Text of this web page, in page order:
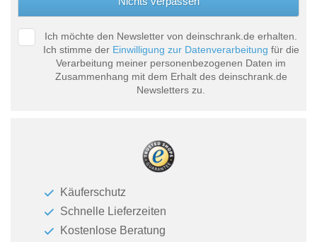
Ich möchte den Newsletter von deinschrank.de erhalten.
Ich stimme der Einwilligung zur Datenverarbeitung für die
Verarbeitung meiner personenbezogenen Daten im
Zusammenhang mit dem Erhalt des deinschrank.de
Newsletters zu.
Käuferschutz
Schnelle Lieferzeiten
Kostenlose Beratung